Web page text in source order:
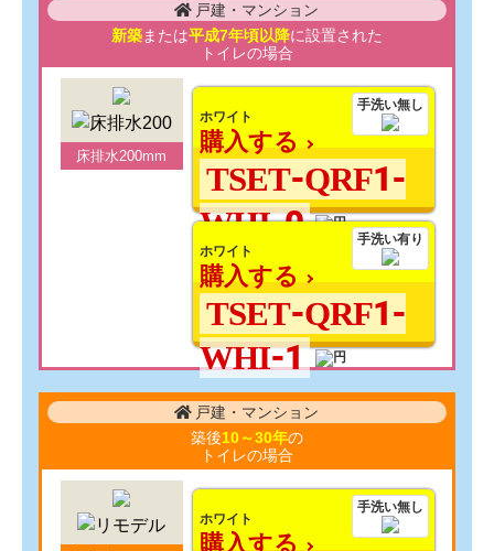
戸建・マンション
新築または平成7年頃以降に設置された
トイレの場合
床排水200mm
手洗い無し
ホワイト
購入する
TSET-QRF1-
WHI-0
手洗い有り
ホワイト
購入する
TSET-QRF1-
WHI-1
戸建・マンション
築後10～30年の
トイレの場合
手洗い無し
ホワイト
購入する